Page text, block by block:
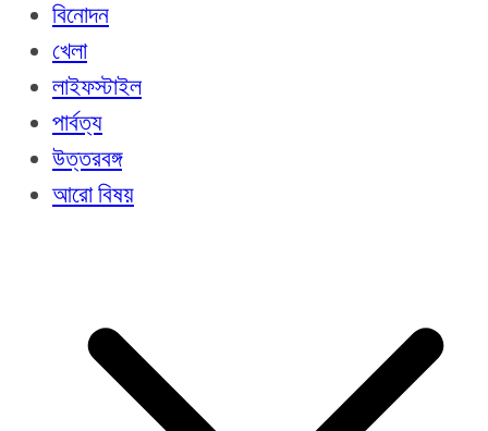
বিনোদন
খেলা
লাইফস্টাইল
পার্বত্য
উত্তরবঙ্গ
আরো বিষয়